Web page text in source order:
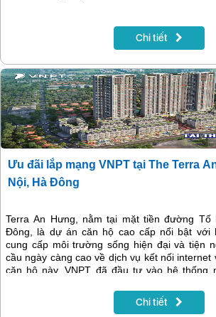
Chi tiết
Ưu đãi lắp mạng VNPT tại The Terra
Nội, Hà Đông
Terra An Hưng, nằm tại mặt tiền đường Tố
Đông, là dự án căn hộ cao cấp nổi bật với
cung cấp môi trường sống hiện đại và tiện
cầu ngày càng cao về dịch vụ kết nối internet
căn hộ này, VNPT đã đầu tư vào hệ thống
Chi tiết